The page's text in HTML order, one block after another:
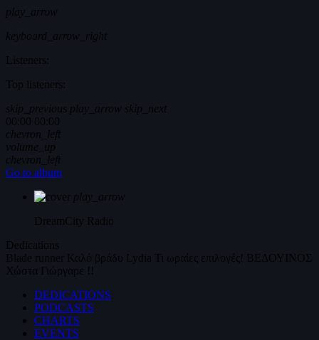
play_arrow
keyboard_arrow_right
Listeners:
Top listeners:
skip_previous play_arrow skip_next
00:00 00:00
chevron_left
volume_up
chevron_left
Go to album
play_arrow
DreamCity Radio
Dedications
Blade runner Καλό βράδυ Lydia Τι ωραίες επιλογές! ΒΕΔΟΥΙΝΟΣ
Χώστα Γιώργαρε !!
DEDICATIONS
PODCASTS
CHARTS
EVENTS